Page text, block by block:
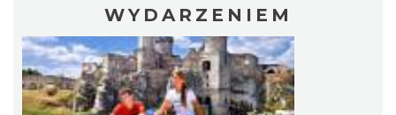
WYDARZENIEM